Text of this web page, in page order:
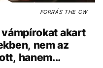
FORRÁSTHE CW
akart
nem az
hanem...